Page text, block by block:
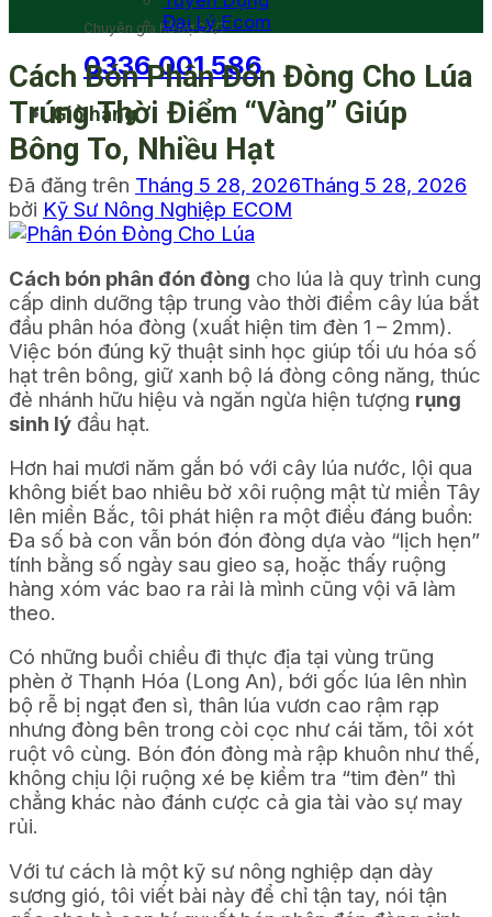
Chuyên gia hỗ trợ 24/7
0336 001 586
Giỏ hàng
Đại Lý Ecom
Cách Bón Phân Đón Đòng Cho Lúa
Trúng Thời Điểm “Vàng” Giúp
Bông To, Nhiều Hạt
Đã đăng trên Tháng 5 28, 2026Tháng 5 28, 2026
bởi Kỹ Sư Nông Nghiệp ECOM
Cách bón phân đón đòng cho lúa là quy trình cung
cấp dinh dưỡng tập trung vào thời điểm cây lúa bắt
đầu phân hóa đòng (xuất hiện tim đèn 1 – 2mm).
Việc bón đúng kỹ thuật sinh học giúp tối ưu hóa số
hạt trên bông, giữ xanh bộ lá đòng công năng, thúc
đẻ nhánh hữu hiệu và ngăn ngừa hiện tượng rụng
sinh lý đầu hạt.
Hơn hai mươi năm gắn bó với cây lúa nước, lội qua
không biết bao nhiêu bờ xôi ruộng mật từ miền Tây
lên miền Bắc, tôi phát hiện ra một điều đáng buồn:
Đa số bà con vẫn bón đón đòng dựa vào “lịch hẹn”
tính bằng số ngày sau gieo sạ, hoặc thấy ruộng
hàng xóm vác bao ra rải là mình cũng vội vã làm
theo.
Có những buổi chiều đi thực địa tại vùng trũng
phèn ở Thạnh Hóa (Long An), bới gốc lúa lên nhìn
bộ rễ bị ngạt đen sì, thân lúa vươn cao rậm rạp
nhưng đòng bên trong còi cọc như cái tăm, tôi xót
ruột vô cùng. Bón đón đòng mà rập khuôn như thế,
không chịu lội ruộng xé bẹ kiểm tra “tim đèn” thì
chẳng khác nào đánh cược cả gia tài vào sự may
rủi.
Với tư cách là một kỹ sư nông nghiệp dạn dày
sương gió, tôi viết bài này để chỉ tận tay, nói tận